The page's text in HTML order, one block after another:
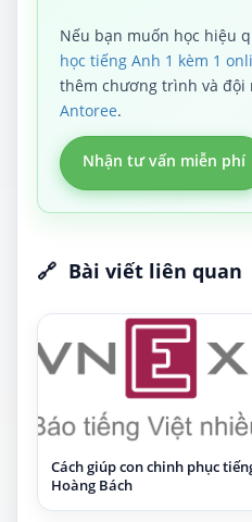
Nếu bạn muốn học hiệu
học tiếng Anh 1 kèm 1
thêm chương trình và đội
Antoree.
Nhận tư vấn miễn phí
🔗 Bài viết liên quan
Cách giúp con chinh phục
Hoàng Bách